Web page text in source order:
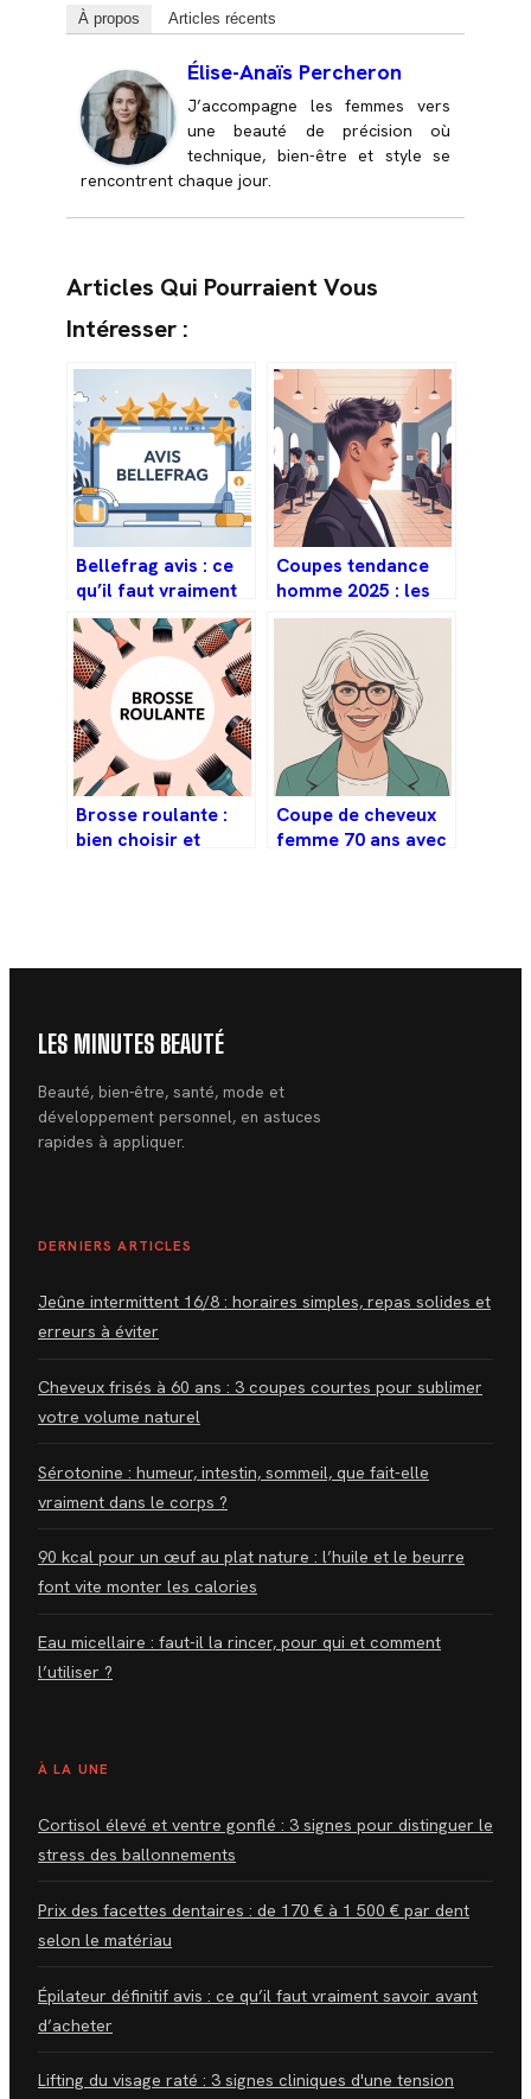
À propos Articles récents
Élise-Anaïs Percheron
J’accompagne les femmes vers
une beauté de précision où
technique, bien-être et style se
rencontrent chaque jour.
Articles Qui Pourraient Vous
Intéresser :
Bellefrag avis : ce
qu’il faut vraiment
savoir avant de
commander
Coupes tendance
homme 2025 : les
styles à adopter
selon votre profil
Brosse roulante :
bien choisir et
Coupe de cheveux
femme 70 ans avec
LES MINUTES BEAUTÉ
Beauté, bien-être, santé, mode et
développement personnel, en astuces
rapides à appliquer.
DERNIERS ARTICLES
Jeûne intermittent 16/8 : horaires simples, repas solides et
erreurs à éviter
Cheveux frisés à 60 ans : 3 coupes courtes pour sublimer
votre volume naturel
Sérotonine : humeur, intestin, sommeil, que fait-elle
vraiment dans le corps ?
90 kcal pour un œuf au plat nature : l’huile et le beurre
font vite monter les calories
Eau micellaire : faut-il la rincer, pour qui et comment
l’utiliser ?
À LA UNE
Cortisol élevé et ventre gonflé : 3 signes pour distinguer le
stress des ballonnements
Prix des facettes dentaires : de 170 € à 1 500 € par dent
selon le matériau
Épilateur définitif avis : ce qu’il faut vraiment savoir avant
d’acheter
Lifting du visage raté : 3 signes cliniques d'une tension